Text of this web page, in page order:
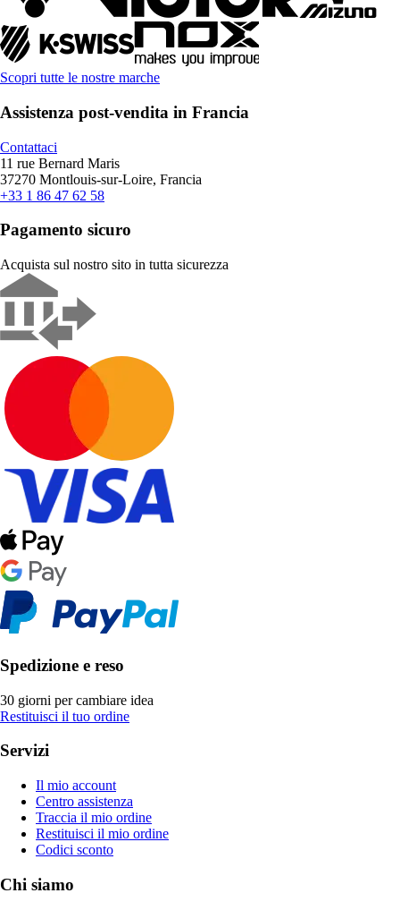
Scopri tutte le nostre marche
Assistenza post-vendita in Francia
Contattaci
11 rue Bernard Maris
37270 Montlouis-sur-Loire, Francia
+33 1 86 47 62 58
Pagamento sicuro
Acquista sul nostro sito in tutta sicurezza
Spedizione e reso
30 giorni per cambiare idea
Restituisci il tuo ordine
Servizi
Il mio account
Centro assistenza
Traccia il mio ordine
Restituisci il mio ordine
Codici sconto
Chi siamo